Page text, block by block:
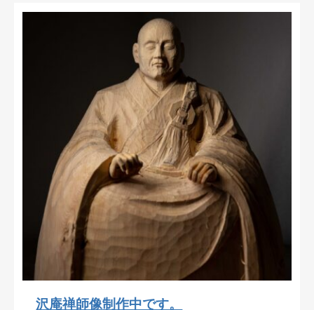
沢庵禅師像制作中です。